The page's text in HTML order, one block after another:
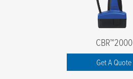
CBR™2000
Get A Quote